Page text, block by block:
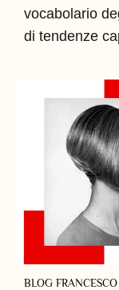
vocabolario
di tendenze
BLOG